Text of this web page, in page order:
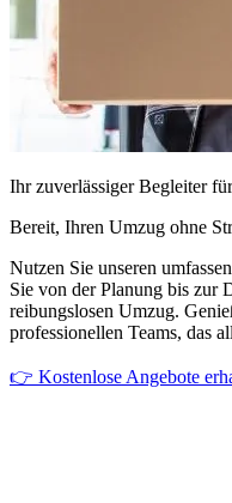
Ihr zuverlässiger Begleiter
Bereit, Ihren Umzug ohne
Nutzen Sie unseren
Sie von der Planung bis zur
reibungslosen Umzug.
professionellen Teams, das
👉 Kostenlose Angebote